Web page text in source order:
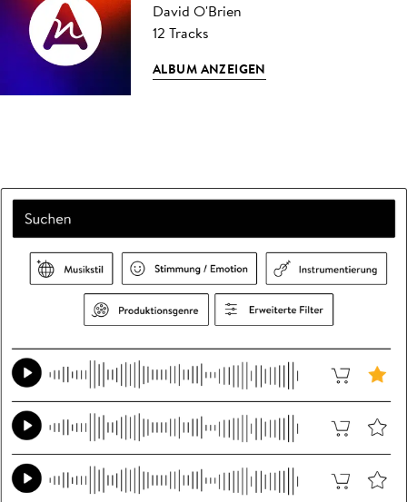
David O'Brien
12 Tracks
ALBUM ANZEIGEN